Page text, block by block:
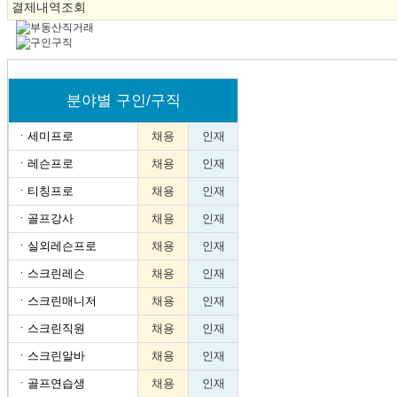
결제내역조회
분야별 구인/구직
ㆍ 세미프로 채용 인재
ㆍ 레슨프로 채용 인재
ㆍ 티칭프로 채용 인재
ㆍ 골프강사 채용 인재
ㆍ 실외레슨프로 채용 인재
ㆍ 스크린레슨 채용 인재
ㆍ 스크린매니저 채용 인재
ㆍ 스크린직원 채용 인재
ㆍ 스크린알바 채용 인재
ㆍ 골프연습생 채용 인재